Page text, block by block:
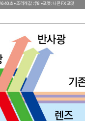
640초 •조리개 값 : f/8 •포맷 : 니콘 FX 포맷